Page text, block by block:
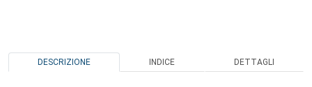
DESCRIZIONE INDICE DETTAGLI